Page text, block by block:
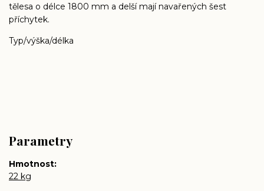
tělesa o délce 1800 mm a delší mají navařených šest
příchytek.
Typ/výška/délka
Parametry
Hmotnost
22 kg